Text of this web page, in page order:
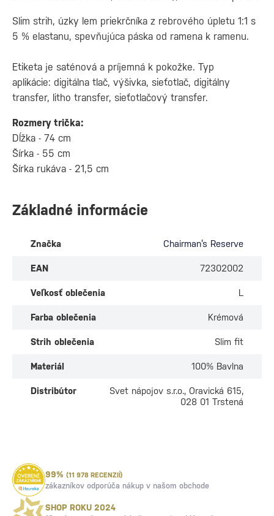
Slim strih, úzky lem priekrčníka z rebrového úpletu 1:1 s
5 % elastanu, spevňujúca páska od ramena k ramenu.
Etiketa je saténová a príjemná k pokožke. Typ
aplikácie: digitálna tlač, výšivka, sieťotlač, digitálny
transfer, litho transfer, sieťotlačový transfer.
Rozmery trička:
Dĺžka - 74 cm
Šírka - 55 cm
Šírka rukáva - 21,5 cm
Základné informácie
Značka Chairman’s Reserve
EAN 72302002
Veľkosť oblečenia L
Farba oblečenia Krémová
Strih oblečenia Slim fit
Materiál 100% Bavlna
Distribútor
Svet nápojov s.r.o., Oravická 615,
028 01 Trstená
99% (11 978 RECENZIÍ)
zákazníkov odporúča nákup v našom obchode
SHOP ROKU 2024